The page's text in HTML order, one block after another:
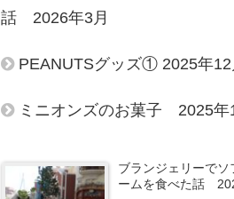
話 2026年3月
PEANUTSグッズ① 2025年12
ミニオンズのお菓子 2025年
ブランジェリーでソ
ームを食べた話